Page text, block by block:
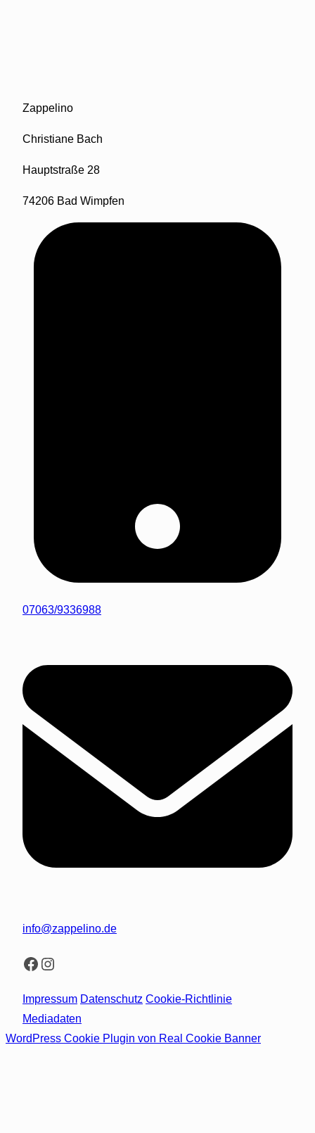
Zappelino
Christiane Bach
Hauptstraße 28
74206 Bad Wimpfen
07063/9336988
info@zappelino.de
Facebook
Instagram
Impressum Datenschutz Cookie-Richtlinie
Mediadaten
WordPress Cookie Plugin von Real Cookie Banner